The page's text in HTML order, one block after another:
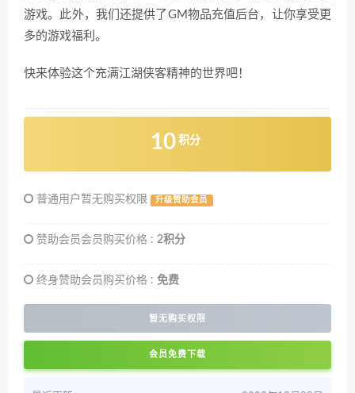
游戏。此外，我们还提供了GM物品充值后台，让你享受更
多的游戏福利。
快来体验这个充满江湖侠客精神的世界吧！
10 积分
普通用户暂无购买权限 升级赞助会员
赞助会员会员购买价格 : 2积分
终身赞助会员购买价格 : 免费
暂无购买权限
会员免费下载